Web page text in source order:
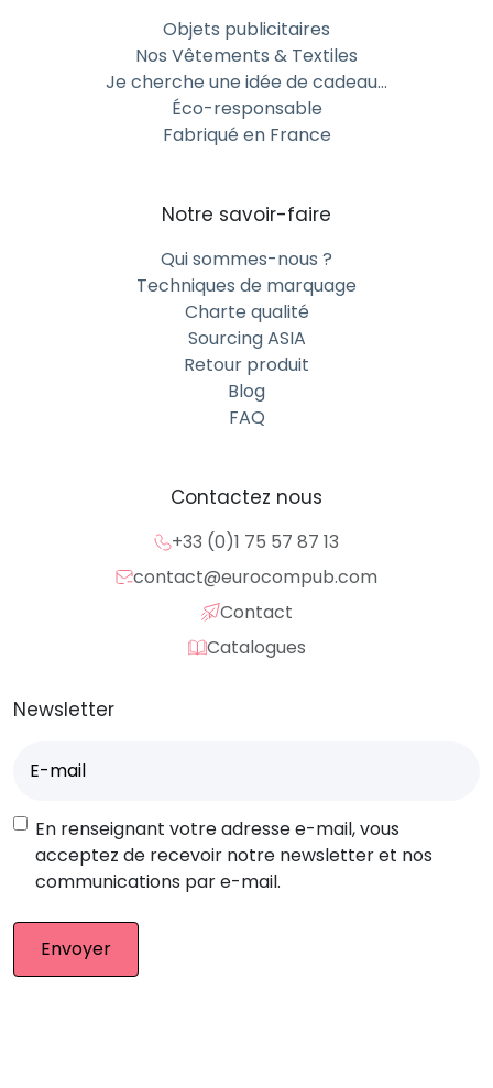
Objets publicitaires
Nos Vêtements & Textiles
Je cherche une idée de cadeau…
Éco-responsable
Fabriqué en France
Notre savoir-faire
Qui sommes-nous ?
Techniques de marquage
Charte qualité
Sourcing ASIA
Retour produit
Blog
FAQ
Contactez nous
+33 (0)1 75 57 87 13
contact@eurocompub.com
Contact
Catalogues
Newsletter
mail(Nécessaire)
RGPD
En renseignant votre adresse e-mail, vous
acceptez de recevoir notre newsletter et nos
communications par e-mail.